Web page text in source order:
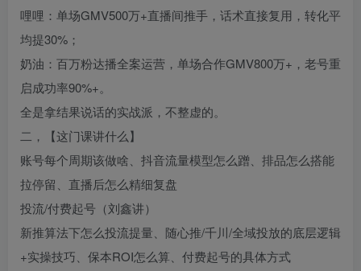
哩哩：单场GMV500万+直播间推手，话术直接复用，转化平
均提30%；
奶油：百万粉达播全案运营，单场合作GMV800万+，老号重
启成功率90%+。
全是拿结果说话的实战派，不整虚的。
二，【这门课讲什么】
账号每个周期该做啥、抖音流量模型怎么蹭、排品怎么搭能
拉停留、直播后怎么精细复盘
投流/付费起号（刘鑫讲）
新推算法下怎么投流提量、随心推/千川/全域投放的底层逻辑
+实操技巧、保本ROI怎么算、付费起号的具体方式